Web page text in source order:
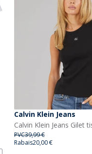
Calvin Klein Jeans
PVC39,99 €
Rabais20,00 €